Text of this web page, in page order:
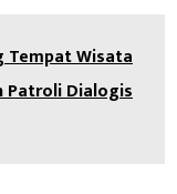
Tempat Wisata
Patroli Dialogis